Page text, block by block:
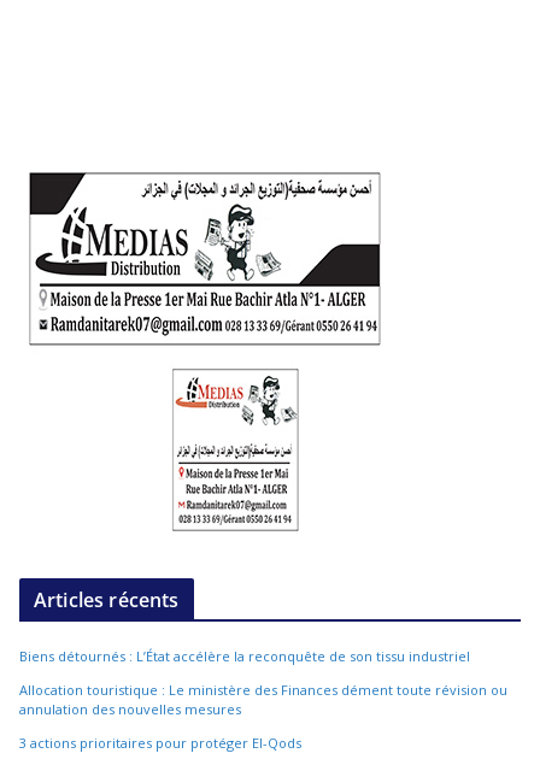
Articles récents
Biens détournés : L’État accélère la reconquête de son tissu industriel
Allocation touristique : Le ministère des Finances dément toute révision ou
annulation des nouvelles mesures
3 actions prioritaires pour protéger El-Qods